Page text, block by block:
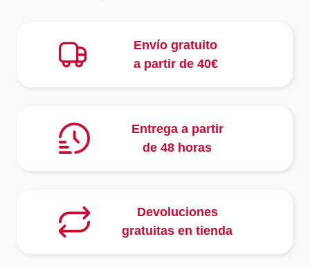
Envío gratuito
a partir de 40€
Entrega a partir
de 48 horas
Devoluciones
gratuitas en tienda